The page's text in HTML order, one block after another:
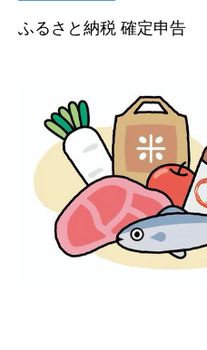
ふるさと納税 確定申告